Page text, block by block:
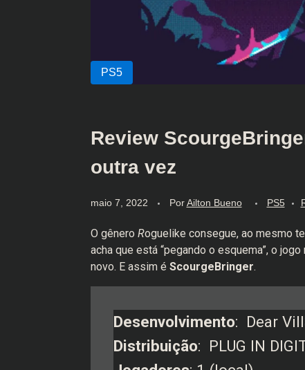
Review
outra vez
maio 7, 2022 Por Ailton Bueno PS5
O gênero Roguelike consegue, ao mesmo
acha que está “pegando o esquema”, o
novo. E assim é ScourgeBringer.
Desenvolvimento: Dear
Distribuição: PLUG IN